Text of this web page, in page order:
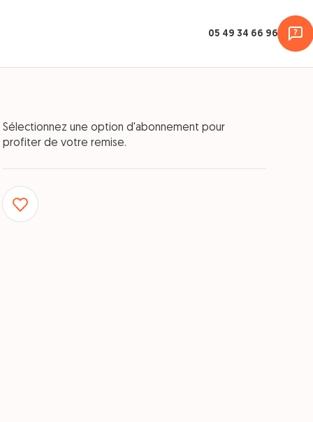
05 49 34 66 96
Sélectionnez une option d'abonnement pour
profiter de votre remise.